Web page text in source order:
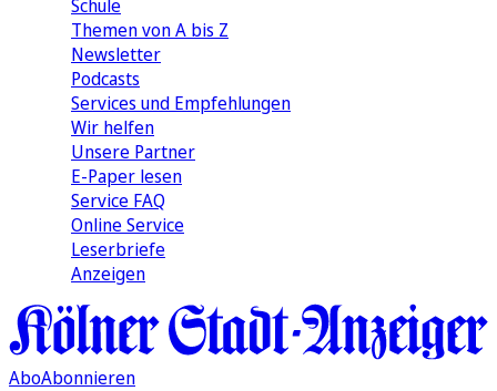
Schule
Themen von A bis Z
Newsletter
Podcasts
Services und Empfehlungen
Wir helfen
Unsere Partner
E-Paper lesen
Service FAQ
Online Service
Leserbriefe
Anzeigen
AboAbonnieren